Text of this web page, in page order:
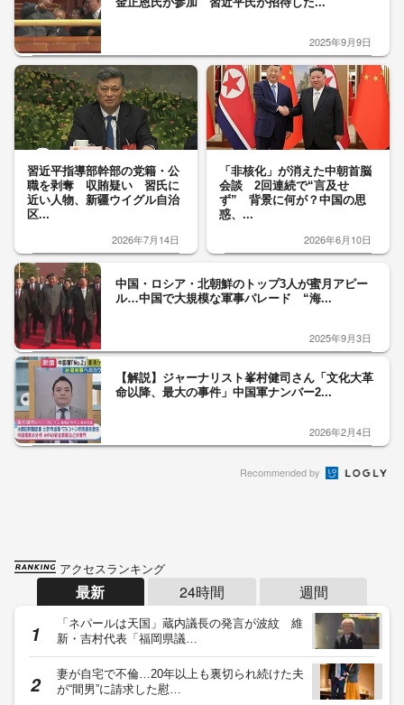
2025年9月9日
習近平指導部幹部の党籍・公
職を剥奪 収賄疑い 習氏に
近い人物、新疆ウイグル自治
区...
2026年7月14日
「非核化」が消えた中朝首脳
会談 2回連続で“言及せ
ず” 背景に何が？中国の思
惑、...
2026年6月10日
中国・ロシア・北朝鮮のトップ3人が蜜月アピー
ル…中国で大規模な軍事パレード “海...
2025年9月3日
【解説】ジャーナリスト峯村健司さん「文化大革
命以降、最大の事件」中国軍ナンバー2...
2026年2月4日
Recommended by
アクセスランキング
最新 24時間 週間
「ネパールは天国」蔵内議長の発言が波紋 維
新・吉村代表「福岡県議…
妻が自宅で不倫…20年以上も裏切られ続けた夫
が“間男”に請求した慰…